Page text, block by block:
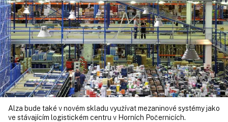
Alza bude také v novém skladu využívat mezaninové systémy jako
ve stávajícím logistickém centru v Horních Počernicích.